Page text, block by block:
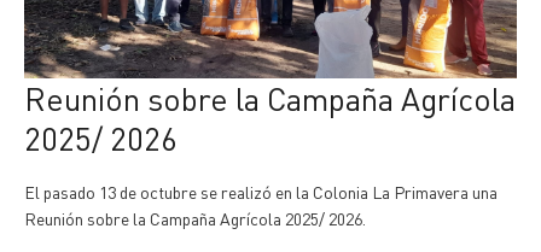
Reunión sobre la Campaña Agrícola
2025/ 2026
El pasado 13 de octubre se realizó en la Colonia La Primavera una
Reunión sobre la Campaña Agrícola 2025/ 2026.